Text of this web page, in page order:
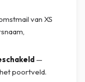
van XS
—
poortveld.